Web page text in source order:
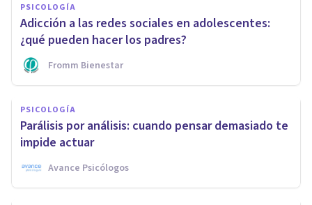
PSICOLOGÍA
Adicción a las redes sociales en adolescentes:
¿qué pueden hacer los padres?
Fromm Bienestar
PSICOLOGÍA
Parálisis por análisis: cuando pensar demasiado te
impide actuar
Avance Psicólogos